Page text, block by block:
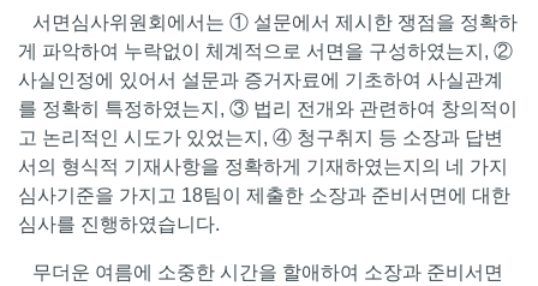
서면심사위원회에서는 ① 설문에서 제시한 쟁점을 정확하
게 파악하여 누락없이 체계적으로 서면을 구성하였는지, ②
사실인정에 있어서 설문과 증거자료에 기초하여 사실관계
를 정확히 특정하였는지, ③ 법리 전개와 관련하여 창의적이
고 논리적인 시도가 있었는지, ④ 청구취지 등 소장과 답변
서의 형식적 기재사항을 정확하게 기재하였는지의 네 가지
심사기준을 가지고 18팀이 제출한 소장과 준비서면에 대한
심사를 진행하였습니다.
무더운 여름에 소중한 시간을 할애하여 소장과 준비서면